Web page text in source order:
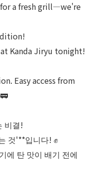
a fresh grill—we're
Kanda Jiryu tonight!
Easy access from
비결!
것'**입니다! ✊
에 탄 맛이 배기 전에